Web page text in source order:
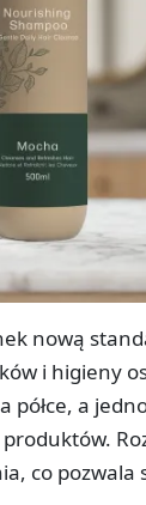
nową
i higieny
półce, a
co pozwala